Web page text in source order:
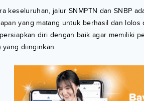
keseluruhan, jalur SNMPTN dan SNBP
yang matang untuk berhasil dan
diri dengan baik agar memiliki
yang diinginkan.